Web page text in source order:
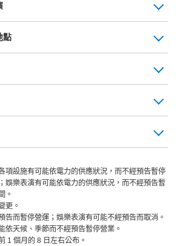
點
項設施有可能依電力的供應狀況，而不經預告暫停
娛樂表演有可能依電力的供應狀況，而不經預告暫
。
更。
告而暫停營運；娛樂表演有可能不經預告而取消。
依天候、季節而不經預告暫停營業。
1 個月的 8 日左右公布。